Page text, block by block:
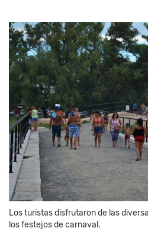
Los turistas disfrutaron de las
los festejos de carnaval.